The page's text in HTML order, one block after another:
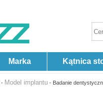
Marka Kątnica
- Model implantu - Badanie